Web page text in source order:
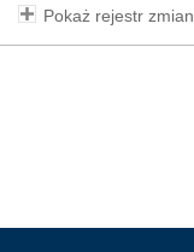
Pokaż rejestr zmian